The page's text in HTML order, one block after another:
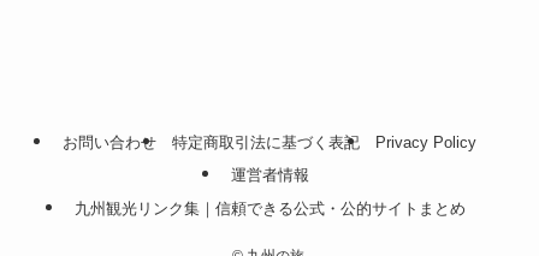
お問い合わせ 特定商取引法に基づく表記
Privacy Policy
運営者情報
九州観光リンク集｜信頼できる公式・公的サイトまとめ